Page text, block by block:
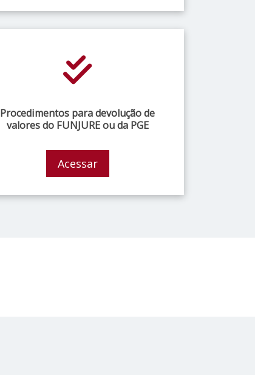
Procedimentos para devolução de
valores do FUNJURE ou da PGE
Acessar